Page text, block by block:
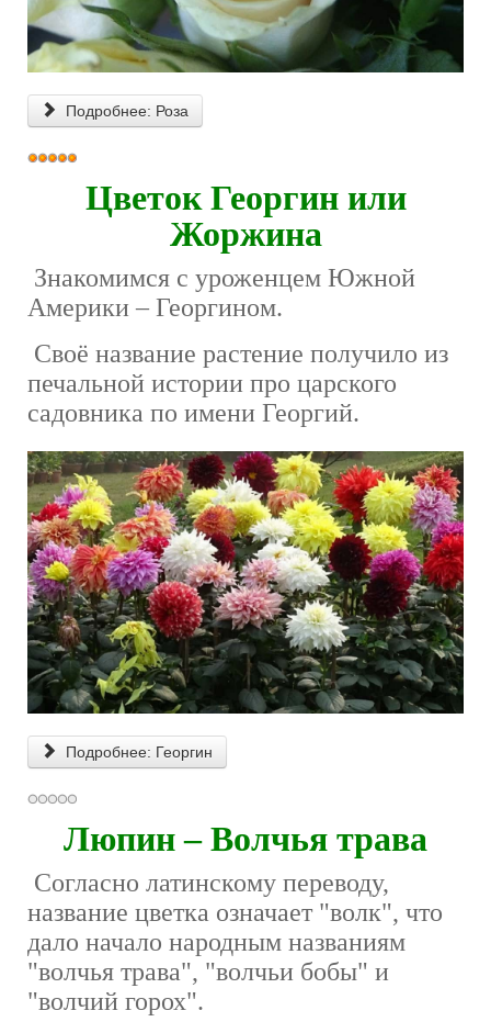
Подробнее: Роза
Рейтинг:
Цветок Георгин или
Жоржина
Знакомимся с уроженцем Южной
Америки – Георгином.
Своё название растение получило из
печальной истории про царского
садовника по имени Георгий.
Подробнее: Георгин
Люпин – Волчья трава
Согласно латинскому переводу,
название цветка означает "волк", что
дало начало народным названиям
"волчья трава", "волчьи бобы" и
"волчий горох".